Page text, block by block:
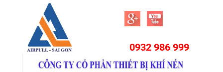
0932 986 999